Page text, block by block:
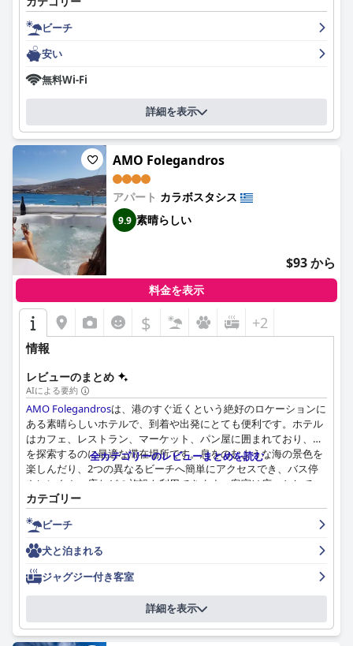
所に位置しています。ベッドについては賛否両論ありますが、全
体として、マイスラリは、数分で素晴らしいビーチの景色を望め
る、清潔で快適で、サービスの良いホテルをお探しのお客様に最
適な選択肢です。
ビーチ
安い
無料Wi-Fi
詳細を表示
AMO Folegandros
アパート カラボスタシス
9.9 素晴らしい
$93 から
料金を表示
$ +2
情報
レビューのまとめ
AIによる要約
AMO Folegandrosは、港のすぐ近くという絶好のロケーションに
ある素晴らしいホテルで、到着や出発にとても便利です。ホテル
はカフェ、レストラン、マーケット、パン屋に囲まれており、島
を探索するのに最適な滞在場所です。息をのむような海の景色を
楽しんだり、2つの異なるビーチへ簡単にアクセスでき、バス停
やレンタカー店などの施設も利用できます。客室は広々としてい
て清潔で、モダンな内装が施されており、コーヒーメーカーや機
能的なキッチンなどのアメニティも充実しています。ホテルは非
常に清潔に保たれており、スタッフはフレンドリーで親切、そし
てゲストが快適で楽しい滞在ができるように、期待以上のサービ
スを提供してくれます。ホテルは、2つの美しいビーチからすぐ
近くにある、ビーチ愛好家にとっての楽園です。ベッドは非常に
快適で、一部の客室には、港の息をのむような景色を楽しめるテ
ラスにホットタブが備わっています。全体として、
Folegandros
は、素晴らしいスタッフによるVIP待遇と温かい歓迎
を受けながら、静かで快適な滞在を求める人に最適な場所です。
全カテゴリーのレビューまとめを読む
カテゴリー
ビーチ
犬と泊まれる
ジャグジー付き客室
詳細を表示